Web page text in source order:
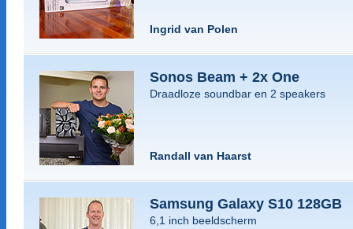
Ingrid van Polen
Sonos Beam + 2x One
Draadloze soundbar en 2 speakers
Randall van Haarst
Samsung Galaxy S10 128GB
6,1 inch beeldscherm